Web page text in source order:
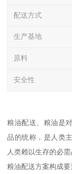
配送方式
生产基地
原料
安全性
粮油配送、粮油是
品的统称，是人类
人类赖以生存的必
粮油配送方案构成要